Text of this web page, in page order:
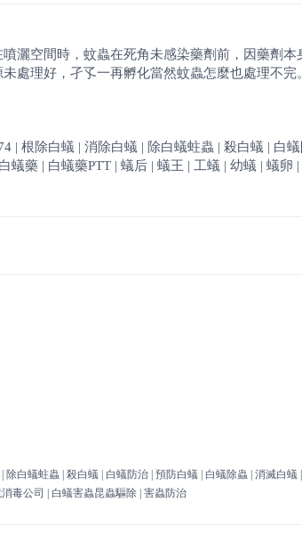
灑空間時，蚊蟲在死角未感染藥劑前，因藥劑
處理好，孑孓一再孵化當然蚊蟲怎麼也處理不
| 根除白蟻 | 消除白蟻 | 除白蟻蛀蟲 | 殺白蟻 | 白
藥 | 白蟻藥PTT | 蟻后 | 蟻王 | 工蟻 | 幼蟻 | 蟻卵
白蟻蛀蟲 | 殺白蟻 | 白蟻防治 | 預防白蟻 | 白蟻除蟲 | 消滅白
毒公司 | 白蟻害蟲昆蟲驅除 | 害蟲防治